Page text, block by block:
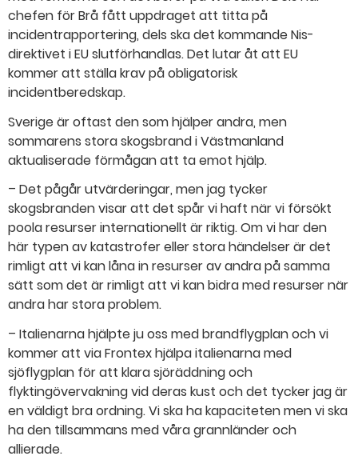
chefen för Brå fått uppdraget att titta på
incidentrapportering, dels ska det kommande Nis-
direktivet i EU slutförhandlas. Det lutar åt att EU
kommer att ställa krav på obligatorisk
incidentberedskap.
Sverige är oftast den som hjälper andra, men
sommarens stora skogsbrand i Västmanland
aktualiserade förmågan att ta emot hjälp.
– Det pågår utvärderingar, men jag tycker
skogsbranden visar att det spår vi haft när vi försökt
poola resurser internationellt är riktig. Om vi har den
här typen av katastrofer eller stora händelser är det
rimligt att vi kan låna in resurser av andra på samma
sätt som det är rimligt att vi kan bidra med resurser när
andra har stora problem.
– Italienarna hjälpte ju oss med brandflygplan och vi
kommer att via Frontex hjälpa italienarna med
sjöflygplan för att klara sjöräddning och
flyktingövervakning vid deras kust och det tycker jag är
en väldigt bra ordning. Vi ska ha kapaciteten men vi ska
ha den tillsammans med våra grannländer och
allierade.